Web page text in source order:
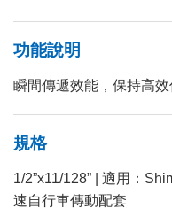
功能說明
瞬間傳遞效能，保持高效
規格
1/2”x11/128” | 適用：
速自行車傳動配套